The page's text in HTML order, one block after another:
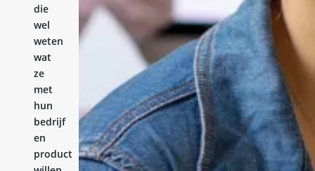
die
wel
weten
wat
ze
met
hun
bedrijf
en
product